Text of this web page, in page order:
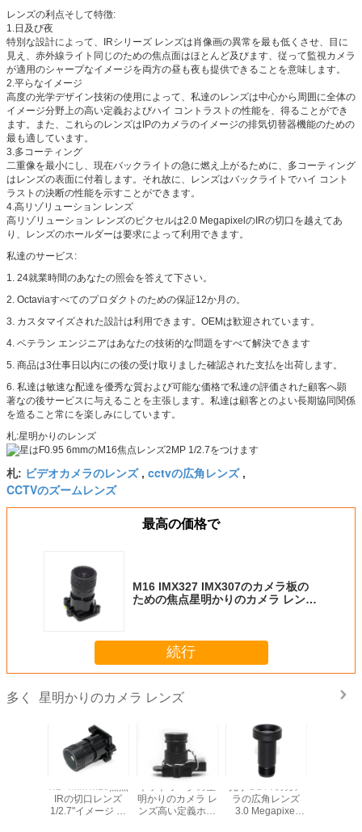
レンズの利点そして特徴:
1.日及び夜
特別な設計によって、IRシリーズ レンズは肖像画の異常を最も低くさせ、目に
見え、赤外線ライト同じのための焦点面はほとんど及びます、従って監視カメラ
が適用のシャープなイメージを両方の昼も夜も提供できることを意味します。
2.平らなイメージ
高度の光学デザイン技術の使用によって、私達のレンズは中心から周囲に全体の
イメージ分野上の高い定義およびハイ コントラストの性能を、得ることができ
ます。また、これらのレンズはIPのカメラのイメージの排気切替器機能のための
最も適しています。
3.多コーティング
二重像を最小にし、現在バックライトの急に燃え上がるために、多コーティング
はレンズの表面に付着します。それ故に、レンズはバックライトでハイ コント
ラストの決断の性能を示すことができます。
4.高リゾリューション レンズ
高リゾリューション レンズのピクセルは2.0 MegapixelのIRの切口 を越えてあ
り、 レンズのホールダーは要求によって利用できます。
私達のサービス:
1. 24就業時間のあなたの照会を答えて下さい。
2. Octaviaすべてのプロダクトのための保証12か月の。
3. カスタマイズされた設計は利用できます。OEMは歓迎されています。
4. ベテラン エンジニアはあなたの技術的な問題をすべて解決できます
5. 商品は3仕事日以内にの後の受け取りました確認された支払を出荷します。
6. 私達は敏速な配達を優秀な質および可能な価格で私達の評価された顧客へ顕
著なの後サービスに与えることを主張します。私達は顧客とのよい長期協同関係
を造ること常にを楽しみにしています。
札:星明かりのレンズ
札: ビデオカメラのレンズ, cctvの広角レンズ,
CCTVのズームレンズ
最高の価格で
M16 IMX327 IMX307のカメラ板の
ための焦点星明かりのカメラ レンズ
続行
多く 星明かりのカメラ レンズ
HD 4mm M16焦点
IRの切口レンズ
1/2.7"イメージ セ
ネットワークの星
明かりのカメラ レ
ンズ高い定義ホー
光学CCTVのカメ
ラの広角レンズ
3.0 Megapixel